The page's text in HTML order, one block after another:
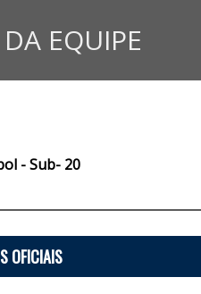
EQUIPE
- Sub- 20
OFICIAIS